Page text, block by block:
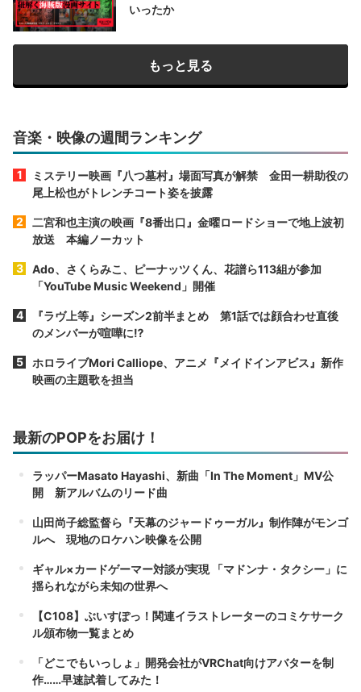
いったか
もっと見る
音楽・映像の週間ランキング
ミステリー映画『八つ墓村』場面写真が解禁 金田一耕助役の
尾上松也がトレンチコート姿を披露
二宮和也主演の映画『8番出口』金曜ロードショーで地上波初
放送 本編ノーカット
Ado、さくらみこ、ピーナッツくん、花譜ら113組が参加
「YouTube Music Weekend」開催
『ラヴ上等』シーズン2前半まとめ 第1話では顔合わせ直後
のメンバーが喧嘩に⁉︎
ホロライブMori Calliope、アニメ『メイドインアビス』新作
映画の主題歌を担当
最新のPOPをお届け！
ラッパーMasato Hayashi、新曲「In The Moment」MV公
開 新アルバムのリード曲
山田尚子総監督ら『天幕のジャードゥーガル』制作陣がモンゴ
ルへ 現地のロケハン映像を公開
ギャル×カードゲーマー対談が実現 「マドンナ・タクシー」に
揺られながら未知の世界へ
【C108】ぶいすぽっ！関連イラストレーターのコミケサーク
ル頒布物一覧まとめ
「どこでもいっしょ」開発会社がVRChat向けアバターを制
作……早速試着してみた！